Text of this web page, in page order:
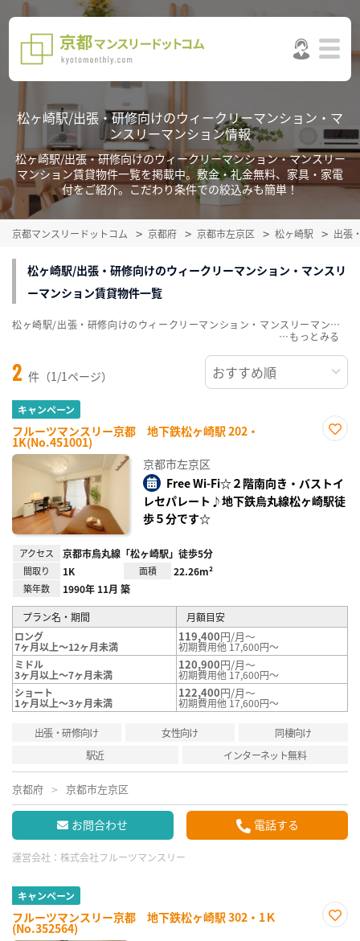
松ヶ崎駅/出張・研修向けのウィークリーマンション・マ
ンスリーマンション情報
松ヶ崎駅/出張・研修向けのウィークリーマンション・マンスリー
マンション賃貸物件一覧を掲載中。敷金・礼金無料、家具・家電
付をご紹介。こだわり条件での絞込みも簡単！
京都マンスリードットコム 京都府 京都市左京区 松ヶ崎駅 出張
松ヶ崎駅/出張・研修向けのウィークリーマンション・マンスリ
ーマンション賃貸物件一覧
2 件（1/1ページ）
キャンペーン
フルーツマンスリー京都 地下鉄松ヶ崎駅 202・
1K(No.451001)
録
京都市左京区
Free Wi-Fi☆２階南向き・バストイ
レセパレート♪地下鉄烏丸線松ヶ崎駅徒
歩５分です☆
アクセス 京都市烏丸線「松ヶ崎駅」徒歩5分
間取り 1K 面積 22.26m²
築年数 1990年 11月 築
プラン名・期間
月額目安
ロング
7ヶ月以上～12ヶ月未満
119,400円/月～
初期費用他 17,600円～
ミドル
3ヶ月以上～7ヶ月未満
120,900円/月～
初期費用他 17,600円～
ショート
1ヶ月以上～3ヶ月未満
122,400円/月～
初期費用他 17,600円～
出張・研修向け 女性向け
同棲向け
駅近
インターネット無料
京都府 京都市左京区
お問合わせ 電話する
運営会社： 株式会社フルーツマンスリー
キャンペーン
フルーツマンスリー京都 地下鉄松ヶ崎駅 302・1Ｋ
(No.352564)
松ヶ崎駅/出張・研修向けのウィークリーマンション・マンスリーマンション賃貸物件一覧を掲載中。敷金・礼金無料、家具・家電付をご紹介。こだわり条件での絞込みも簡単！
…